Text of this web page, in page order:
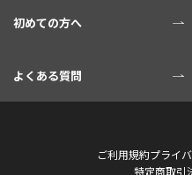
初めての方へ
よくある質問
ご利用規約プライ
特定商取引